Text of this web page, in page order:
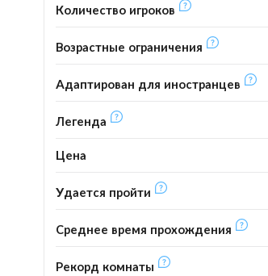
Количество игроков
Возрастные ограничения
Адаптирован для иностранцев
Легенда
Цена
Удается пройти
Среднее время прохождения
Рекорд комнаты